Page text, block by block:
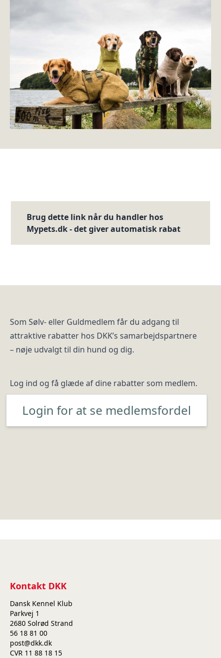
Brug dette link når du handler hos
Mypets.dk - det giver automatisk rabat
Som Sølv- eller Guldmedlem får du adgang til
attraktive rabatter hos DKK’s samarbejdspartnere
– nøje udvalgt til din hund og dig.
Log ind og få glæde af dine rabatter som medlem.
Login for at se medlemsfordel
Kontakt DKK
Dansk Kennel Klub
Parkvej 1
2680 Solrød Strand
56 18 81 00
post@dkk.dk
CVR 11 88 18 15